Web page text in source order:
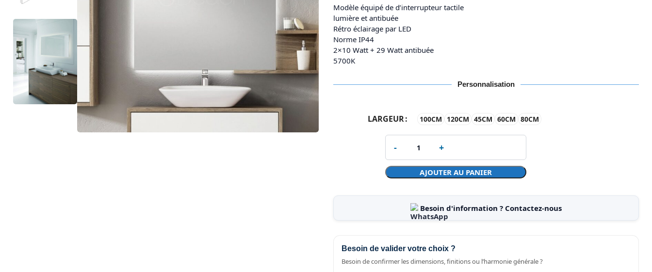
Modèle équipé de d’interrupteur tactile
lumière et antibuée
Rétro éclairage par LED
Norme IP44
2×10 Watt + 29 Watt antibuée
5700K
Personnalisation
LARGEUR 100CM 120CM 45CM 60CM 80CM
AJOUTER AU PANIER
Besoin d'information ? Contactez-nous
Besoin de valider votre choix ?
Besoin de confirmer les dimensions, finitions ou l’harmonie générale ?